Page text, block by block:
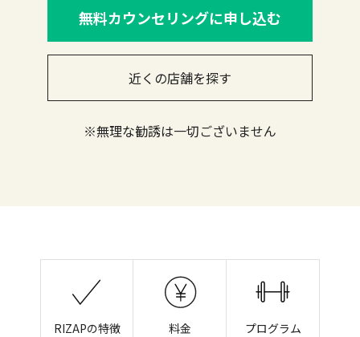
無料カウンセリングに申し込む
近くの店舗を探す
※無理な勧誘は一切ございません
RIZAPの特徴 料金 プログラム